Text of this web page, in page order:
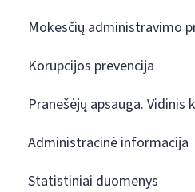
Mokesčių administravimo
Korupcijos prevencija
Pranešėjų apsauga. Vidinis
Administracinė informacija
Statistiniai duomenys